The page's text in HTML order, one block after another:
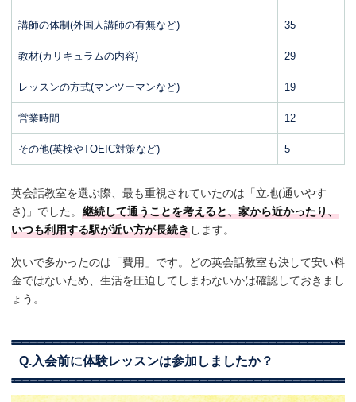
講師の体制(外国人講師の有無など) 35
教材(カリキュラムの内容) 29
レッスンの方式(マンツーマンなど) 19
営業時間 12
その他(英検やTOEIC対策など) 5
英会話教室を選ぶ際、最も重視されていたのは「立地(通いやす
さ)」でした。 継続して通うことを考えると、家から近かったり、
いつも利用する駅が近い方が長続き します。
次いで多かったのは「費用」です。どの英会話教室も決して安い料
金ではないため、生活を圧迫してしまわないかは確認しておきまし
ょう。
Q.入会前に体験レッスンは参加しましたか？